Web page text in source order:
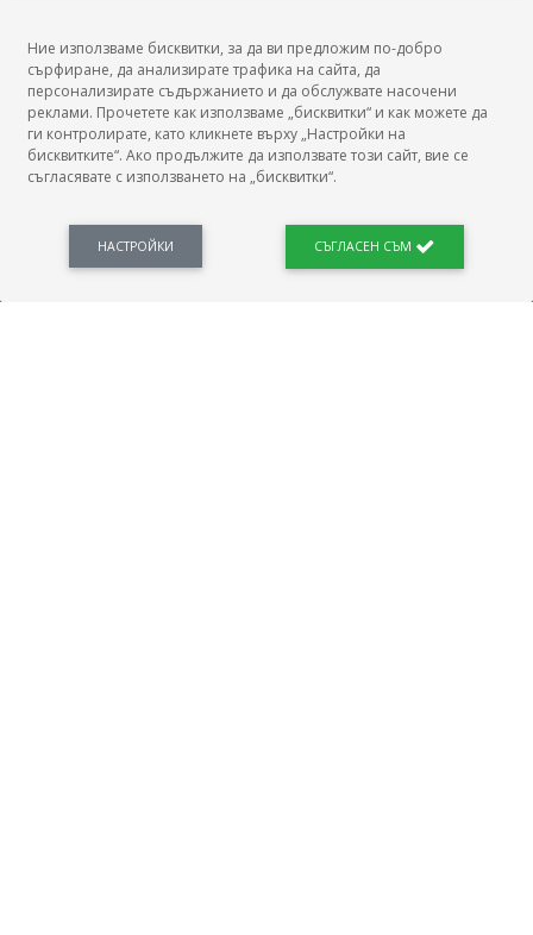
БГ Заплати
Новини, законови нормативи, кариерно ориентиране. Списък на всички
професии и трудови характеристики. Минимален облагаем доход. Калкулатор
Ние използваме бисквитки, за да ви предложим по-добро
сърфиране, да анализирате трафика на сайта, да
персонализирате съдържанието и да обслужвате насочени
реклами. Прочетете как използваме „бисквитки“ и как можете да
ги контролирате, като кликнете върху „Настройки на
бисквитките“. Ако продължите да използвате този сайт, вие се
съгласявате с използването на „бисквитки“.
НАСТРОЙКИ СЪГЛАСЕН СЪМ